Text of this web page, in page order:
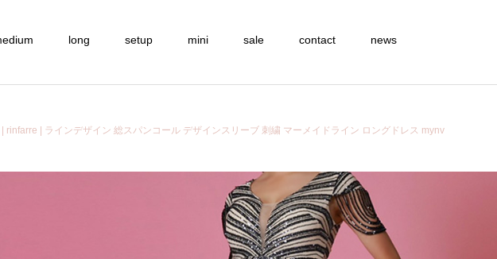
long setup mini sale contact news
| rinfarre | ラインデザイン 総スパンコール デザインスリーブ 刺繍 マーメイドライン ロングドレス mynv